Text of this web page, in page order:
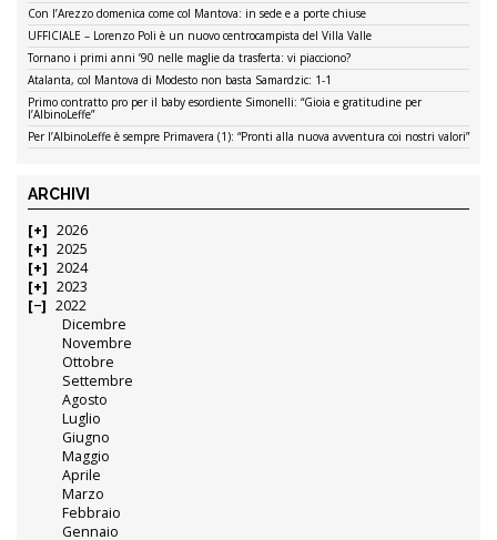
Con l’Arezzo domenica come col Mantova: in sede e a porte chiuse
UFFICIALE – Lorenzo Poli è un nuovo centrocampista del Villa Valle
Tornano i primi anni ’90 nelle maglie da trasferta: vi piacciono?
Atalanta, col Mantova di Modesto non basta Samardzic: 1-1
Primo contratto pro per il baby esordiente Simonelli: “Gioia e gratitudine per
l’AlbinoLeffe”
Per l’AlbinoLeffe è sempre Primavera (1): “Pronti alla nuova avventura coi nostri valori”
ARCHIVI
2026
2025
2024
2023
2022
Dicembre
Novembre
Ottobre
Settembre
Agosto
Luglio
Giugno
Maggio
Aprile
Marzo
Febbraio
Gennaio